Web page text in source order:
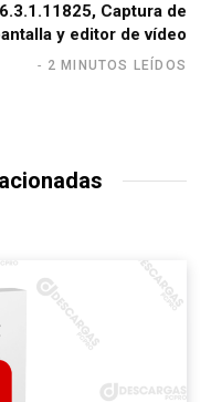
Captura de
y editor de vídeo
2 MINUTOS LEÍDOS